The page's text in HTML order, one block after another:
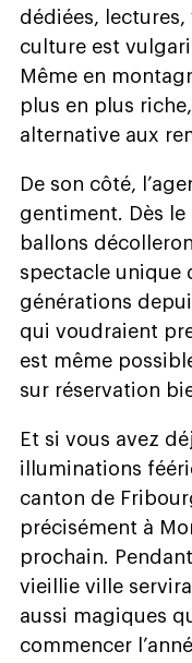
dédiées,
culture est
Même en
plus en plus
alternative aux
De son côté,
gentiment. Dès le
ballons
spectacle unique
générations
qui voudraient
est même
sur réservation
Et si vous avez
illuminations
canton de
précisément à
prochain.
vieillie ville
aussi magiques
commencer